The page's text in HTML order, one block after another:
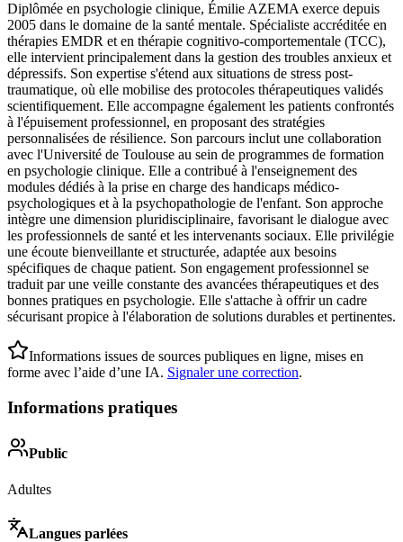
Diplômée en psychologie clinique, Émilie AZEMA exerce depuis
2005 dans le domaine de la santé mentale. Spécialiste accréditée en
thérapies EMDR et en thérapie cognitivo-comportementale (TCC),
elle intervient principalement dans la gestion des troubles anxieux et
dépressifs. Son expertise s'étend aux situations de stress post-
traumatique, où elle mobilise des protocoles thérapeutiques validés
scientifiquement. Elle accompagne également les patients confrontés
à l'épuisement professionnel, en proposant des stratégies
personnalisées de résilience. Son parcours inclut une collaboration
avec l'Université de Toulouse au sein de programmes de formation
en psychologie clinique. Elle a contribué à l'enseignement des
modules dédiés à la prise en charge des handicaps médico-
psychologiques et à la psychopathologie de l'enfant. Son approche
intègre une dimension pluridisciplinaire, favorisant le dialogue avec
les professionnels de santé et les intervenants sociaux. Elle privilégie
une écoute bienveillante et structurée, adaptée aux besoins
spécifiques de chaque patient. Son engagement professionnel se
traduit par une veille constante des avancées thérapeutiques et des
bonnes pratiques en psychologie. Elle s'attache à offrir un cadre
sécurisant propice à l'élaboration de solutions durables et pertinentes.
Informations issues de sources publiques en ligne, mises en
forme avec l’aide d’une IA. Signaler une correction.
Informations pratiques
Public
Adultes
Langues parlées